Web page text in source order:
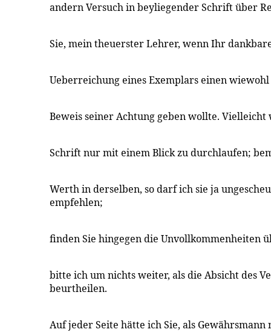
andern Versuch in beyliegender Schrift über
Sie, mein theuerster Lehrer, wenn Ihr
Ueberreichung eines Exemplars einen
Beweis seiner Achtung geben wollte. Vielleicht
Schrift nur mit einem Blick zu durchlaufen;
Werth in derselben, so darf ich sie ja
empfehlen;
finden Sie hingegen die Unvollkommenheiten
bitte ich um nichts weiter, als die Absicht des
beurtheilen.
Auf jeder Seite hätte ich Sie, als Gewährsmann